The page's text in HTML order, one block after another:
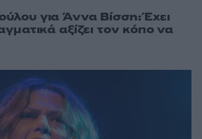
για Άννα Βίσση: Έχει
αξίζει τον κόπο να